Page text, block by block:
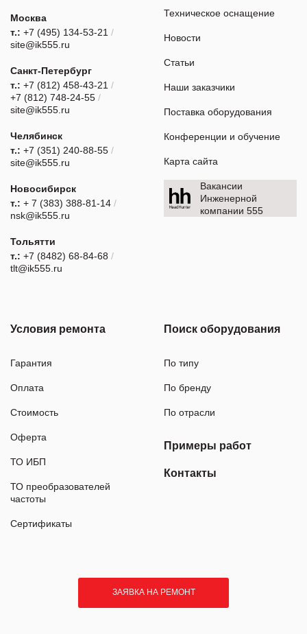
Москва
т.: +7 (495) 134-53-21 /
site@ik555.ru
Санкт-Петербург
т.: +7 (812) 458-43-21 /
+7 (812) 748-24-55 /
site@ik555.ru
Челябинск
т.: +7 (351) 240-88-55 /
site@ik555.ru
Новосибирск
т.: + 7 (383) 388-81-14 /
nsk@ik555.ru
Тольятти
т.: +7 (8482) 68-84-68 /
tlt@ik555.ru
Техническое оснащение
Новости
Статьи
Наши заказчики
Поставка оборудования
Конференции и обучение
Карта сайта
Вакансии
Инженерной
компании 555
Условия ремонта
Гарантия
Оплата
Стоимость
Оферта
ТО ИБП
ТО преобразователей
частоты
Сертификаты
Поиск оборудования
По типу
По бренду
По отрасли
Примеры работ
Контакты
ЗАЯВКА НА РЕМОНТ